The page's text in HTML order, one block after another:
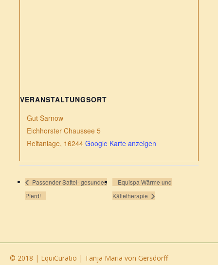
VERANSTALTUNGSORT
Gut Sarnow
Eichhorster Chaussee 5
Reitanlage, 16244 Google Karte anzeigen
Passender Sattel- gesundes
Pferd!
Equispa Wärme und
Kältetherapie
© 2018 | EquiCuratio | Tanja Maria von Gersdorff